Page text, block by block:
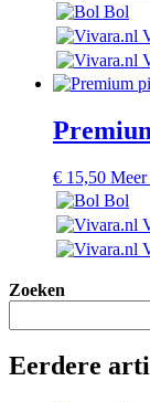
Bol
€ 15,50
Bol
Zoeken
Eerdere